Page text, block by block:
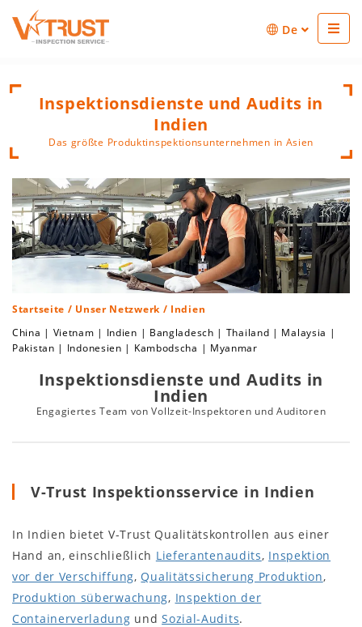
De
Inspektionsdienste und Audits in
Indien
Das größte Produktinspektionsunternehmen in Asien
Startseite / Unser Netzwerk/ Indien
China | Vietnam | Indien | Bangladesch | Thailand | Malaysia |
Pakistan | Indonesien | Kambodscha | Myanmar
Inspektionsdienste und Audits in
Indien
Engagiertes Team von Vollzeit-Inspektoren und Auditoren
V-Trust Inspektionsservice in Indien
In Indien bietet V-Trust Qualitätskontrollen aus einer
Hand an, einschließlich Lieferantenaudits, Inspektion
vor der Verschiffung, Qualitätssicherung Produktion,
Produktion süberwachung, Inspektion der
Containerverladung undSozial-Audits.